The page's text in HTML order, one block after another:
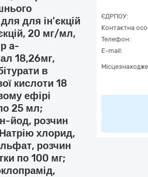
для ін'єкцій
20 мг/мл,
a-
18,26мг,
в
кислоти 18
ефірі
25 мл;
йод, розчин
хлорид,
розчин
по 100 мг;
ЄДРПОУ:
Контактна
Телефон:
E-mail: